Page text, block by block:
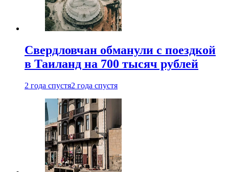
Свердловчан обманули с поездкой
в Таиланд на 700 тысяч рублей
2 года спустя2 года спустя